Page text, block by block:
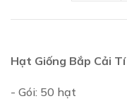
Hạt Giống Bắp Cải
- Gói: 50 hạt